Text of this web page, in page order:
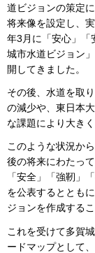
道ビジョンの策定
将来像を設定し、
年3月に「安心」「
城市水道ビジョン
開してきました。
その後、水道を取
の減少や、東日本
な課題により大き
このような状況か
後の将来にわたっ
「安全」「強靭」
を公表するととも
ジョンを作成する
これを受けて多賀
ードマップとして